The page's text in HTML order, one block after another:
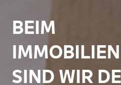
BEIM
SIND WIR